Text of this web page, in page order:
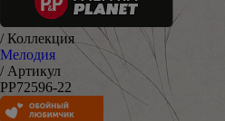
/ Коллекция
Мелодия
/ Артикул
PP72596-22